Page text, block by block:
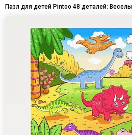
Пазл для детей Pintoo 48 деталей: